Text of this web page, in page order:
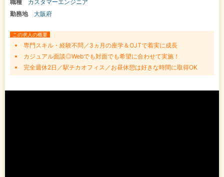
職種
カスタマーエンジニア
勤務地
大阪府
この求人の概要
専門スキル・経験不問／3ヵ月の座学＆OJTで着実に成長
カジュアル面談◎Webでも対面でも希望に合わせて実施！
完全週休2日／駅チカオフィス／お昼休憩は好きな時間に取得OK